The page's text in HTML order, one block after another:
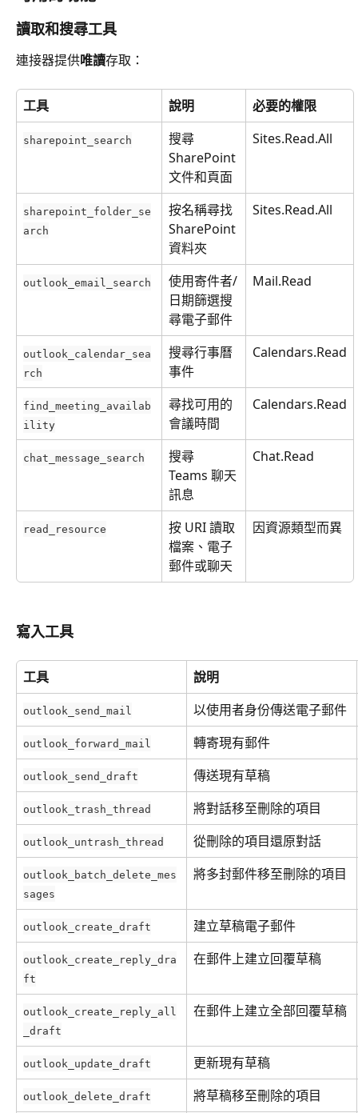
讀取和搜尋工具
連接器提供唯讀存取：
工具 說明 必要的權限
sharepoint_search
搜尋
SharePoint
文件和頁面
Sites.Read.All
sharepoint_folder_se
arch
按名稱尋找
SharePoint
資料夾
Sites.Read.All
outlook_email_search
使用寄件者/
日期篩選搜
尋電子郵件
Mail.Read
outlook_calendar_sea
rch
搜尋行事曆
事件
Calendars.Read
find_meeting_availab
ility
尋找可用的
會議時間
Calendars.Read
chat_message_search
搜尋
Teams 聊天
訊息
Chat.Read
read_resource
按 URI 讀取
檔案、電子
郵件或聊天
因資源類型而異
寫入工具
工具 說明
outlook_send_mail 以使用者身份傳送電子郵件
outlook_forward_mail 轉寄現有郵件
outlook_send_draft 傳送現有草稿
outlook_trash_thread 將對話移至刪除的項目
outlook_untrash_thread 從刪除的項目還原對話
outlook_batch_delete_mes
sages
將多封郵件移至刪除的項目
outlook_create_draft 建立草稿電子郵件
outlook_create_reply_dra
ft
在郵件上建立回覆草稿
outlook_create_reply_all
_draft
在郵件上建立全部回覆草稿
outlook_update_draft 更新現有草稿
outlook_delete_draft 將草稿移至刪除的項目